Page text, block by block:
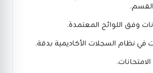
وفق اللوائح المعتمدة.
في نظام السجلات الأكاديمية بدقة.